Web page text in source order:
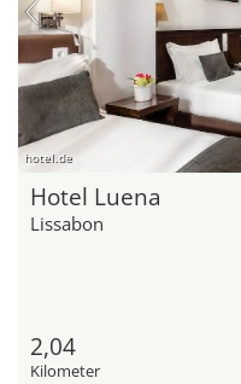
hotel.de
Hotel Luena
Lissabon
2,04
Kilometer